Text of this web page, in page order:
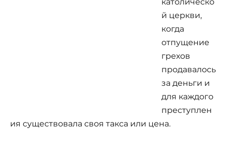
й церкви,
когда
отпущение
грехов
продавалось
за деньги и
для каждого
преступлен
ия существовала своя такса или цена.